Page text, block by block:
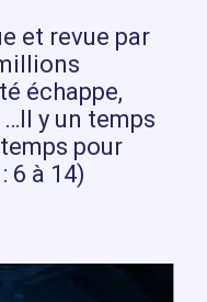
et revue par
échappe,
y un temps
pour
6 à 14)